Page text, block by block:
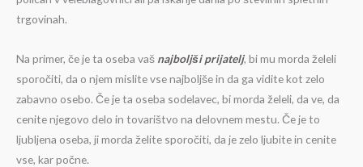
trgovinah.
Na primer, če je ta oseba vaš najboljši prijatelj, bi mu morda želeli
sporočiti, da o njem mislite vse najboljše in da ga vidite kot zelo
zabavno osebo. Če je ta oseba sodelavec, bi morda želeli, da ve, da
cenite njegovo delo in tovarištvo na delovnem mestu. Če je to
ljubljena oseba, ji morda želite sporočiti, da je zelo ljubite in cenite
vse, kar počne.